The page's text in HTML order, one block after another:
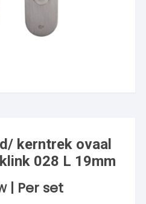
kerntrek ovaal
028 L 19mm
| Per set